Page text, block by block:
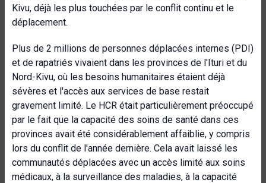
Kivu, déjà les plus touchées par le conflit continu et le
déplacement.
Plus de 2 millions de personnes déplacées internes (PDI)
et de rapatriés vivaient dans les provinces de l'Ituri et du
Nord-Kivu, où les besoins humanitaires étaient déjà
sévères et l'accès aux services de base restait
gravement limité. Le HCR était particulièrement préoccupé
par le fait que la capacité des soins de santé dans ces
provinces avait été considérablement affaiblie, y compris
lors du conflit de l'année dernière. Cela avait laissé les
communautés déplacées avec un accès limité aux soins
médicaux, à la surveillance des maladies, à la capacité